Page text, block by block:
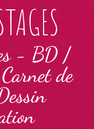
- BD /
Carnet de